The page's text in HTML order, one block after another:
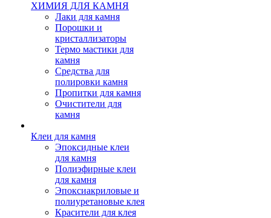
ХИМИЯ ДЛЯ КАМНЯ
Лаки для камня
Порошки и
кристаллизаторы
Термо мастики для
камня
Средства для
полировки камня
Пропитки для камня
Очистители для
камня
Клеи для камня
Эпоксидные клеи
для камня
Полиэфирные клеи
для камня
Эпоксиакриловые и
полиуретановые клея
Красители для клея